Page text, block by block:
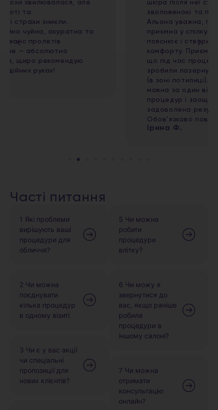
шкіра після неї стала чистою, свіжою,
зволоженою та помітно більш доглянутою.
Альона уважна, професійна та дуже
приємна у спілкуванні, все детально
пояснює і створює атмосферу повного
комфорту. Приємним бонусом стало те,
що під час процедури мені одночасно
зробили лазерну епіляцію волосся на шиї
(в зоні потилиці). Це дуже зручно, адже
можна за один візит поєднати кілька
процедур і заощадити час. Дуже
задоволена результатом і сервісом!
Часті питання
1 Які проблеми
вирішують ваші
процедури для
обличчя?
2 Чи можна
поєднувати
кілька процедур
в одному візиті
3 Чи є у вас акції
чи спеціальні
пропозиції для
нових клієнтів?
5 Чи можна
робити
процедури
влітку?
6 Чи можу я
звернутися до
вас, якщо раніше
робила
процедури в
іншому салоні?
7 Чи можна
отримати
консультацію
онлайн?